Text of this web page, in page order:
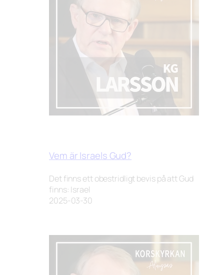
Vem är Israels Gud?
Det finns ett obestridligt bevis på att Gud
finns: Israel
2025-03-30